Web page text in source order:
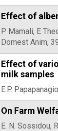
Effect of
P Mamali, E
Domest Anim,
Effect of
milk samples
E.P.
On Farm
E. N. Sossidou,